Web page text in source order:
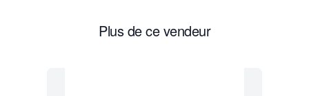
Plus de ce vendeur